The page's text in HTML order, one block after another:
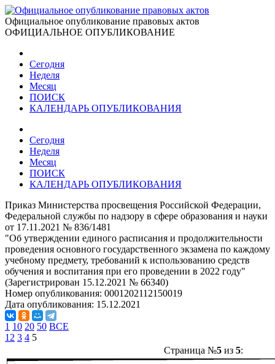
Официальное опубликование правовых актов
ОФИЦИАЛЬНОЕ ОПУБЛИКОВАНИЕ
Сегодня
Неделя
Месяц
ПОИСК
КАЛЕНДАРЬ ОПУБЛИКОВАНИЯ
Сегодня
Неделя
Месяц
ПОИСК
КАЛЕНДАРЬ ОПУБЛИКОВАНИЯ
Приказ Министерства просвещения Российской Федерации,
Федеральной службы по надзору в сфере образования и науки
от 17.11.2021 № 836/1481
"Об утверждении единого расписания и продолжительности
проведения основного государственного экзамена по каждому
учебному предмету, требований к использованию средств
обучения и воспитания при его проведении в 2022 году"
(Зарегистрирован 15.12.2021 № 66340)
Номер опубликования: 0001202112150019
Дата опубликования: 15.12.2021
1 10 20 50 ВСЕ
1 2 3 4 5
Страница №5из 5: